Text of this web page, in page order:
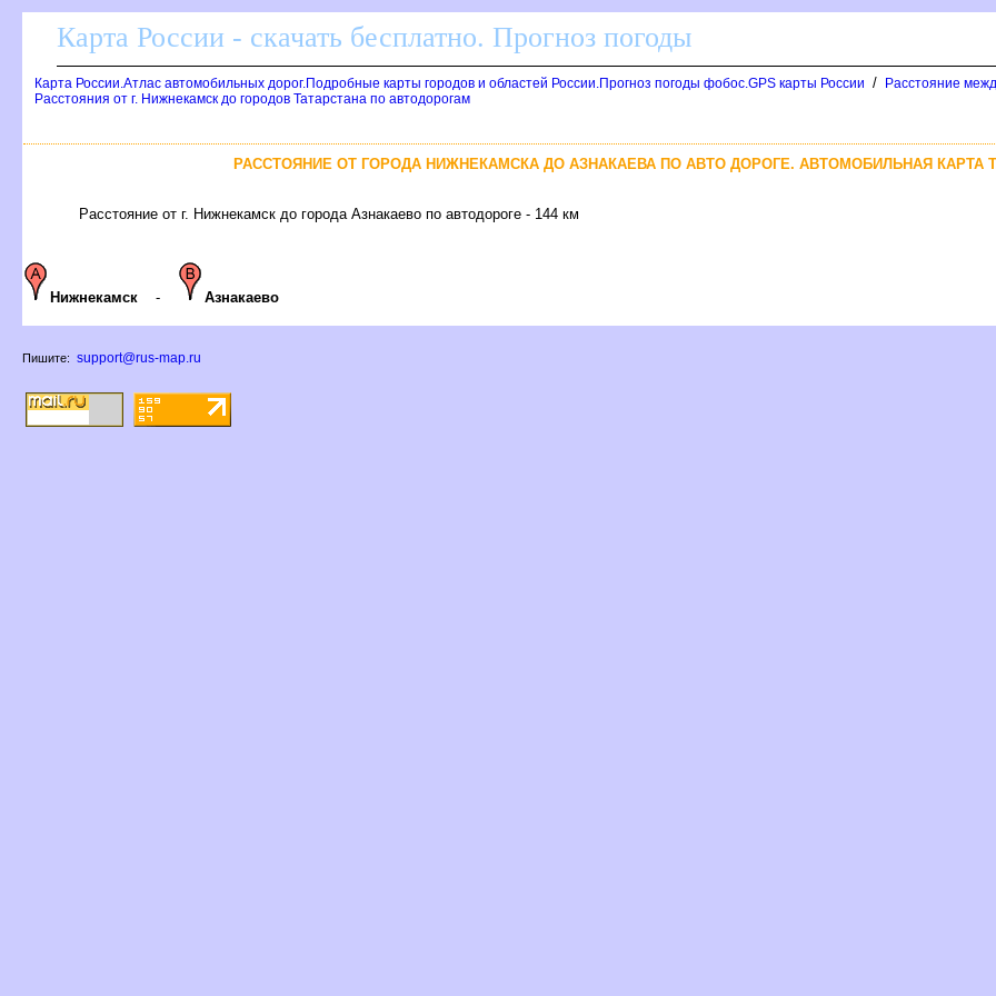
Карта России - скачать бесплатно. Прогноз погоды
Карта России.Атлас автомобильных дорог.Подробные карты городов и областей России.Прогноз погоды фобос.GPS карты России / Расстояние
Расстояния от г. Нижнекамск до городов Татарстана по автодорогам
РАССТОЯНИЕ ОТ ГОРОДА НИЖНЕКАМСКА ДО АЗНАКАЕВА ПО АВТО ДОРОГЕ. АВТОМОБИЛЬНАЯ КАРТА
Расстояние от г. Нижнекамск до города Азнакаево по автодороге - 144 км
Нижнекамск - Азнакаево
Пишите: support@rus-map.ru